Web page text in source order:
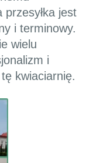
jest
i terminowy.
wielu
i
kwiaciarnię.